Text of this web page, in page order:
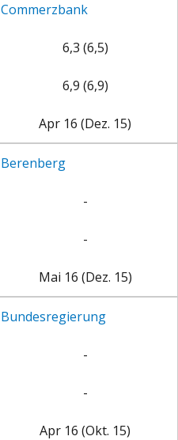
Commerzbank
6,3 (6,5)
6,9 (6,9)
Apr 16 (Dez. 15)
Berenberg
-
-
Mai 16 (Dez. 15)
Bundesregierung
-
-
Apr 16 (Okt. 15)